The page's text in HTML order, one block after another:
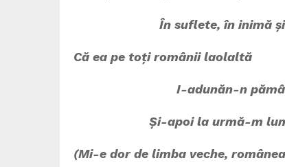
În suflete, în inimă și-n
Că ea pe toți românii laolaltă
I-adunăn-n
Și-apoi la urmă-m
(Mi-e dor de limba veche,